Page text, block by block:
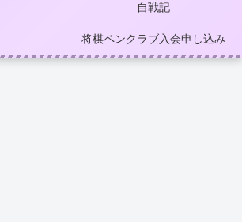
自戦記
将棋ペンクラブ入会申し込み